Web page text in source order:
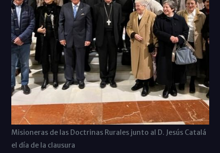
Misioneras de las Doctrinas Rurales junto al D. Jesús Catalá
el día de la clausura